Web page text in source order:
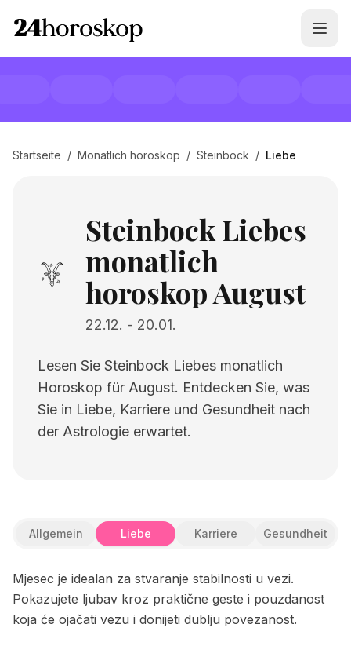
Startseite / Monatlich horoskop / Steinbock / Liebe
Steinbock Liebes
monatlich
horoskop August
22.12. - 20.01.
Lesen Sie Steinbock Liebes monatlich
Horoskop für August. Entdecken Sie, was
Sie in Liebe, Karriere und Gesundheit nach
der Astrologie erwartet.
Allgemein Liebe Karriere Gesundheit
Mjesec je idealan za stvaranje stabilnosti u vezi.
Pokazujete ljubav kroz praktične geste i pouzdanost
koja će ojačati vezu i donijeti dublju povezanost.